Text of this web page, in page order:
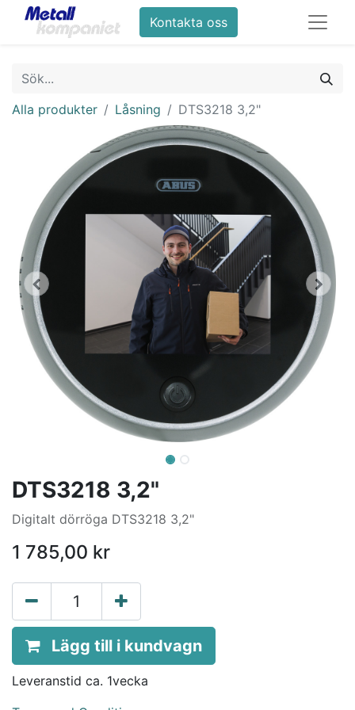
Kontakta oss
Alla produkter Låsning DTS3218 3,2"
DTS3218 3,2"
Digitalt dörröga DTS3218 3,2"
1 785,00 kr
Lägg till i kundvagn
Leveranstid ca. 1vecka